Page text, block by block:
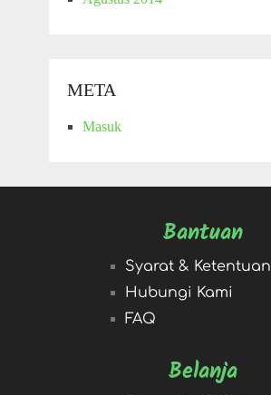
META
Masuk
Bantuan
Syarat & Ketentuan
Hubungi Kami
FAQ
Belanja